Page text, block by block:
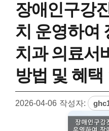
장애인구강
치 운영하여
치과 의료서
방법 및 혜택
2026-04-06 작성자: